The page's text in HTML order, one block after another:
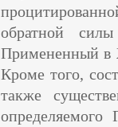
обратной
Примененный
Кроме того,
также